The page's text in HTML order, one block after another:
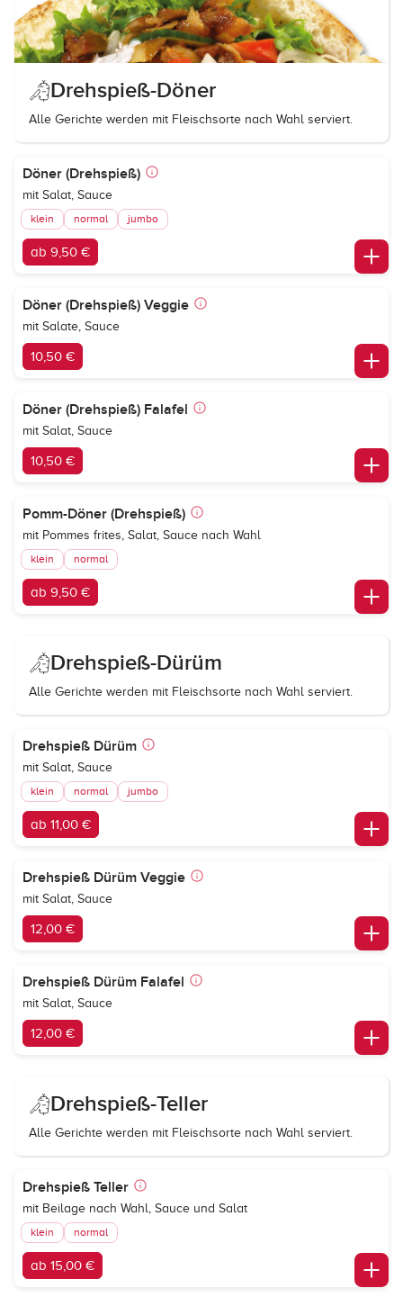
Drehspieß-Döner
Alle Gerichte werden mit Fleischsorte nach Wahl serviert.
Döner (Drehspieß)
mit Salat, Sauce
klein normal jumbo
ab 9,50 €
Döner (Drehspieß) Veggie
mit Salate, Sauce
10,50 €
Döner (Drehspieß) Falafel
mit Salat, Sauce
10,50 €
Pomm-Döner (Drehspieß)
mit Pommes frites, Salat, Sauce nach Wahl
klein normal
ab 9,50 €
Drehspieß-Dürüm
Alle Gerichte werden mit Fleischsorte nach Wahl serviert.
Drehspieß Dürüm
mit Salat, Sauce
klein normal jumbo
ab 11,00 €
Drehspieß Dürüm Veggie
mit Salat, Sauce
12,00 €
Drehspieß Dürüm Falafel
mit Salat, Sauce
12,00 €
Drehspieß-Teller
Alle Gerichte werden mit Fleischsorte nach Wahl serviert.
Drehspieß Teller
mit Beilage nach Wahl, Sauce und Salat
klein normal
ab 15,00 €